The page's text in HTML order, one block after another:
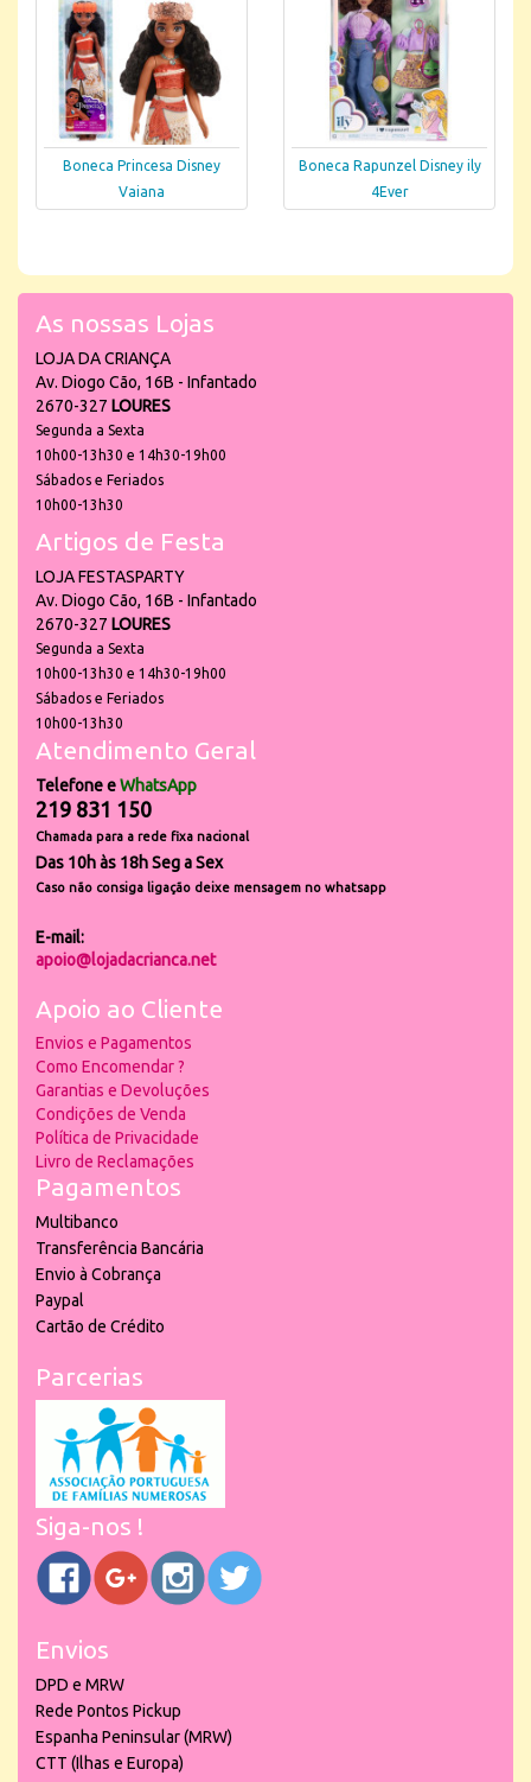
Boneca Princesa Disney
Vaiana
Boneca Rapunzel Disney ily
4Ever
As nossas Lojas
LOJA DA CRIANÇA
Av. Diogo Cão, 16B - Infantado
2670-327 LOURES
Segunda a Sexta
10h00-13h30 e 14h30-19h00
Sábados e Feriados
10h00-13h30
Artigos de Festa
LOJA FESTASPARTY
Av. Diogo Cão, 16B - Infantado
2670-327 LOURES
Segunda a Sexta
10h00-13h30 e 14h30-19h00
Sábados e Feriados
10h00-13h30
Atendimento Geral
Telefone eWhatsApp
219 831 150
Chamada para a rede fixa nacional
Das 10h às 18h Seg a Sex
Caso não consiga ligação deixe mensagem no whatsapp
E-mail:
apoio@lojadacrianca.net
Apoio ao Cliente
Envios e Pagamentos
Como Encomendar ?
Garantias e Devoluções
Condições de Venda
Política de Privacidade
Livro de Reclamações
Pagamentos
Multibanco
Transferência Bancária
Envio à Cobrança
Paypal
Cartão de Crédito
Parcerias
Siga-nos !
Envios
DPD e MRW
Rede Pontos Pickup
Espanha Peninsular (MRW)
CTT (Ilhas e Europa)